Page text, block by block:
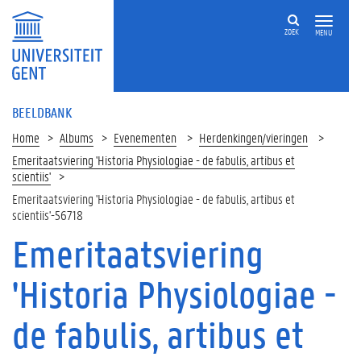
MENU
ZOEK
BEELDBANK
Home Albums Evenementen
Herdenkingen/vieringen
Emeritaatsviering 'Historia Physiologiae - de fabulis, artibus et
scientiis'
Emeritaatsviering 'Historia Physiologiae - de fabulis, artibus et
scientiis'-56718
Emeritaatsviering
'Historia Physiologiae -
de fabulis, artibus et